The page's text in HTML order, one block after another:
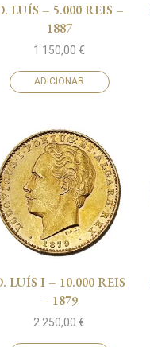
LUÍS – 5.000 REIS –
1887
1 150,00€
ADICIONAR
LUÍS I – 10.000 REIS
– 1879
2 250,00€